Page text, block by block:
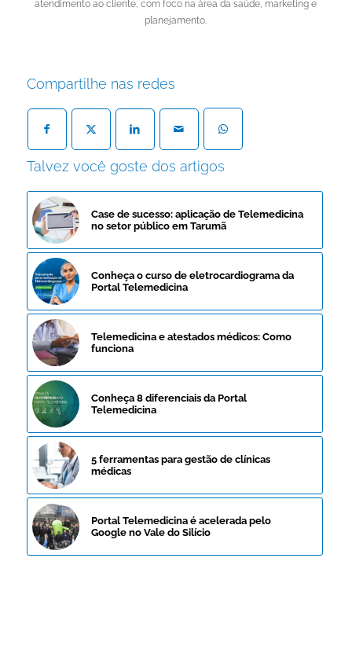
atendimento ao cliente, com foco na área da saúde, marketing e
planejamento.
Compartilhe nas redes
Talvez você goste dos artigos
Case de sucesso: aplicação de Telemedicina
no setor público em Tarumã
Conheça o curso de eletrocardiograma da
Portal Telemedicina
Telemedicina e atestados médicos: Como
funciona
Conheça 8 diferenciais da Portal
Telemedicina
5 ferramentas para gestão de clínicas
médicas
Portal Telemedicina é acelerada pelo
Google no Vale do Silício